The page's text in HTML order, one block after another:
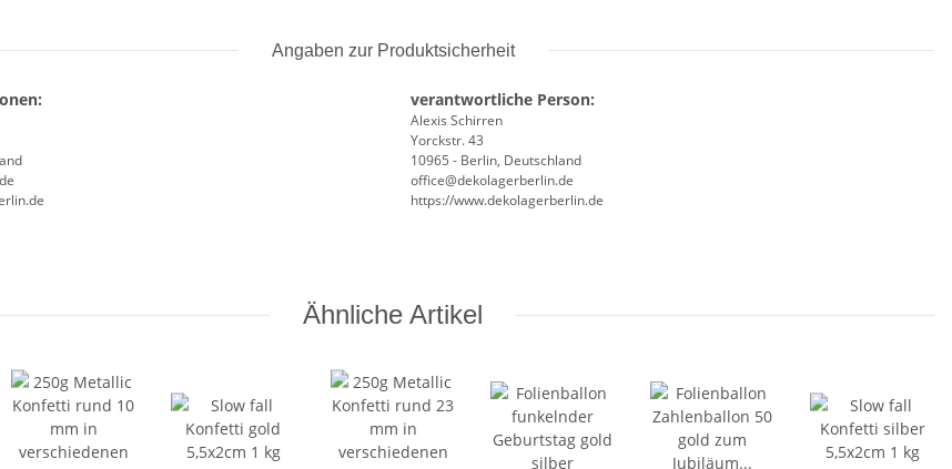
Angaben zur Produktsicherheit
verantwortliche Person:
Alexis Schirren
Yorckstr. 43
10965 - Berlin, Deutschland
office@dekolagerberlin.de
https://www.dekolagerberlin.de
Ähnliche Artikel